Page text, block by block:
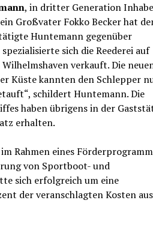
, in dritter Generation
Großvater Fokko Becker hat
Huntemann gegenüber
sich die Reederei auf
verkauft. Die
Küste kannten den Schlepper
schildert Huntemann. Die
haben übrigens in der
erhalten.
Rahmen eines
von Sportboot- und
sich erfolgreich um eine
der veranschlagten Kosten aus